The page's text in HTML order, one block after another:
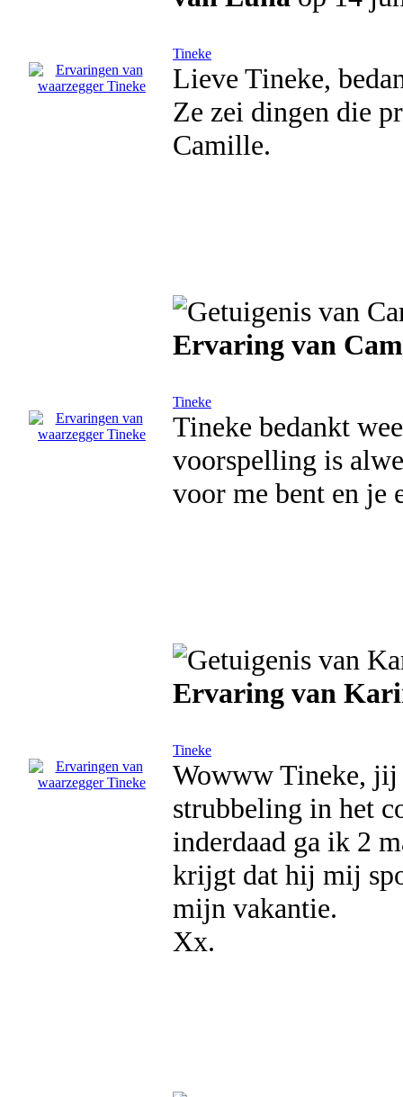
Tineke
Lieve Tineke,
Ze zei dingen die
Camille.
Ervaring van
Tineke
Tineke bedankt
voorspelling is
voor me bent en je
Ervaring van
Tineke
Wowww Tineke, jij
strubbeling in het
inderdaad ga ik 2
krijgt dat hij mij
mijn vakantie.
Xx.